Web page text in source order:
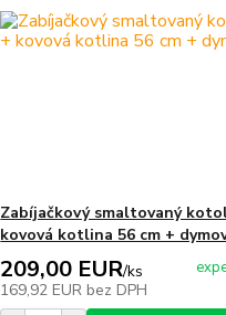
Zabíjačkový smaltovaný
kovová kotlina 56 cm +
209,00 EUR/ks
169,92 EUR bez DPH